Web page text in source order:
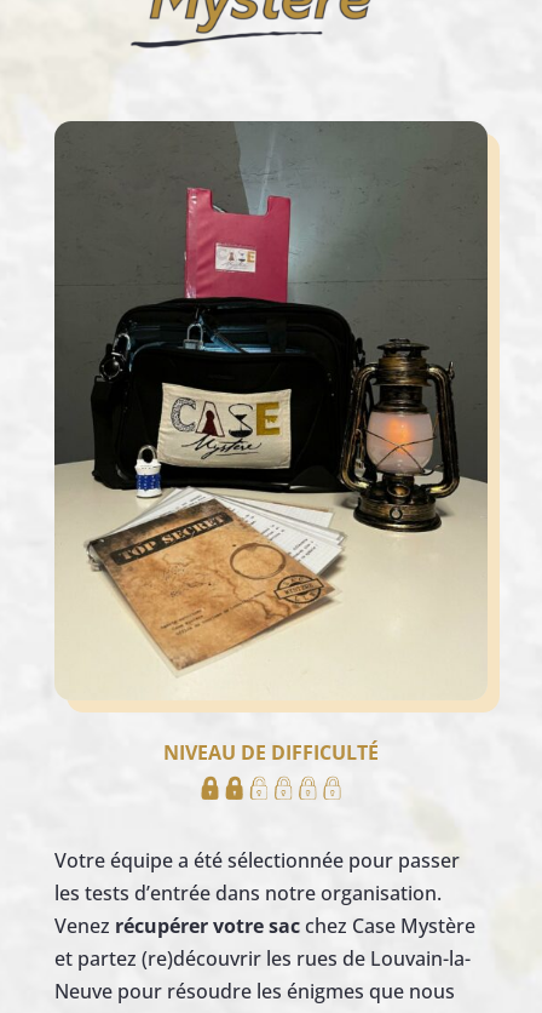
NIVEAU DE DIFFICULTÉ
Votre équipe a été sélectionnée pour passer
les tests d’entrée dans notre organisation.
Venez récupérer votre sacchez Case Mystère
et partez (re)découvrir les rues de Louvain-la-
Neuve pour résoudre les énigmes que nous